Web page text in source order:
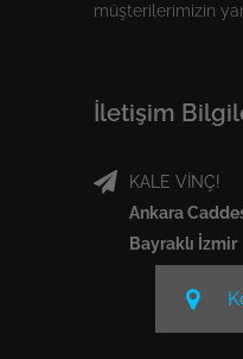
müşterilerimizin
İletişim
KALE VİNÇ!
Ankara
Bayraklı İzmir